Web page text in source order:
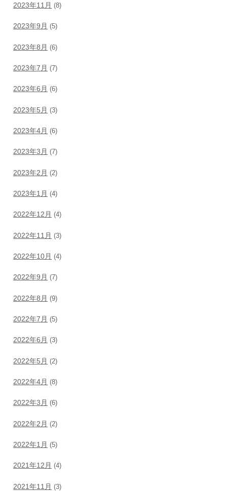
2023年11月 (8)
2023年9月 (5)
2023年8月 (6)
2023年7月 (7)
2023年6月 (6)
2023年5月 (3)
2023年4月 (6)
2023年3月 (7)
2023年2月 (2)
2023年1月 (4)
2022年12月 (4)
2022年11月 (3)
2022年10月 (4)
2022年9月 (7)
2022年8月 (9)
2022年7月 (5)
2022年6月 (3)
2022年5月 (2)
2022年4月 (8)
2022年3月 (6)
2022年2月 (2)
2022年1月 (5)
2021年12月 (4)
2021年11月 (3)